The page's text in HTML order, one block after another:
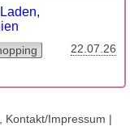
22.07.26
Kontakt/Impressum |